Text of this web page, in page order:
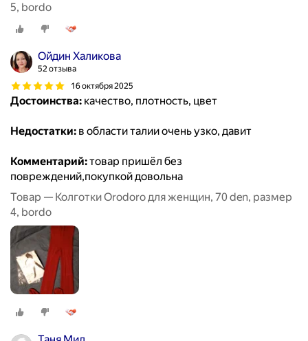
5, bordo
Ойдин Халикова
52 отзыва
16 октября 2025
Достоинства: качество, плотность, цвет
Недостатки: в области талии очень узко, давит
Комментарий:товар пришёл без
повреждений,покупкой довольна
Товар — Колготки Orodoro для женщин, 70 den, размер
4, bordo